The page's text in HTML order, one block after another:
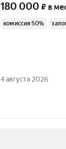
180 000 ₽ в
комиссия 50%
4 августа 2026